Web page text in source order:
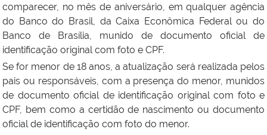
comparecer, no mês de aniversário, em qualquer agência
do Banco do Brasil, da Caixa Econômica Federal ou do
Banco de Brasília, munido de documento oficial de
identificação original com foto e CPF.
Se for menor de 18 anos, a atualização será realizada pelos
pais ou responsáveis, com a presença do menor, munidos
de documento oficial de identificação original com foto e
CPF, bem como a certidão de nascimento ou documento
oficial de identificação com foto do menor.